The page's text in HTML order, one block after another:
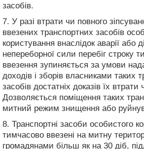
засобів.
7. У разі втрати чи повного
ввезених транспортних засобів
користування внаслідок аварії або
непереборної сили перебіг строку
ввезення зупиняється за умови
доходів і зборів власниками таких
засобів достатніх доказів їх втрати
Дозволяється поміщення таких
митний режим знищення або
8. Транспортні засоби особистого
тимчасово ввезені на митну
громадянами більш як на 30 діб,